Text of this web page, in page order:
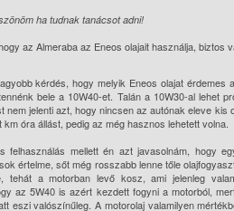
ha tudnak tanácsot adni!
az Almeraba az Eneos olajait használja, biztos
kérdés, hogy melyik Eneos olajat
bele a 10W40-et. Talán a 10W30-al lehet
nem jelenti azt, hogy nincsen az autónak eleve
óra állást, pedig az még hasznos lehetett volna.
felhasználás mellett én azt javasolnám, hogy
értelme, sőt még rosszabb lenne tőle
tehát a motorban levő kosz, ami jelenleg
az 5W40 is azért kezdett fogyni a motorból,
eszi valószínűleg. A motorolaj valamilyen